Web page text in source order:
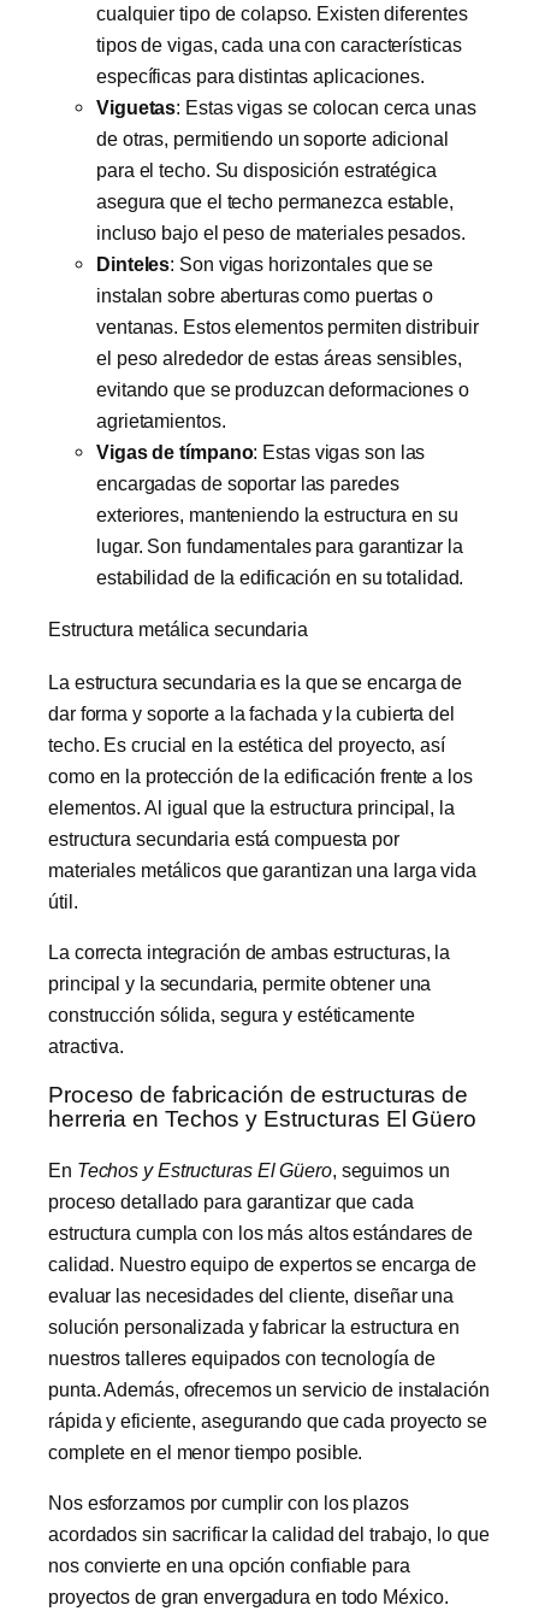
cualquier tipo de colapso. Existen diferentes
tipos de vigas, cada una con características
específicas para distintas aplicaciones.
Viguetas: Estas vigas se colocan cerca unas
de otras, permitiendo un soporte adicional
para el techo. Su disposición estratégica
asegura que el techo permanezca estable,
incluso bajo el peso de materiales pesados.
Dinteles: Son vigas horizontales que se
instalan sobre aberturas como puertas o
ventanas. Estos elementos permiten distribuir
el peso alrededor de estas áreas sensibles,
evitando que se produzcan deformaciones o
agrietamientos.
Vigas de tímpano: Estas vigas son las
encargadas de soportar las paredes
exteriores, manteniendo la estructura en su
lugar. Son fundamentales para garantizar la
estabilidad de la edificación en su totalidad.
Estructura metálica secundaria
La estructura secundaria es la que se encarga de
dar forma y soporte a la fachada y la cubierta del
techo. Es crucial en la estética del proyecto, así
como en la protección de la edificación frente a los
elementos. Al igual que la estructura principal, la
estructura secundaria está compuesta por
materiales metálicos que garantizan una larga vida
útil.
La correcta integración de ambas estructuras, la
principal y la secundaria, permite obtener una
construcción sólida, segura y estéticamente
atractiva.
Proceso de fabricación de estructuras de
herreria en Techos y Estructuras El Güero
En Techos y Estructuras El Güero, seguimos un
proceso detallado para garantizar que cada
estructura cumpla con los más altos estándares de
calidad. Nuestro equipo de expertos se encarga de
evaluar las necesidades del cliente, diseñar una
solución personalizada y fabricar la estructura en
nuestros talleres equipados con tecnología de
punta. Además, ofrecemos un servicio de instalación
rápida y eficiente, asegurando que cada proyecto se
complete en el menor tiempo posible.
Nos esforzamos por cumplir con los plazos
acordados sin sacrificar la calidad del trabajo, lo que
nos convierte en una opción confiable para
proyectos de gran envergadura en todo México.